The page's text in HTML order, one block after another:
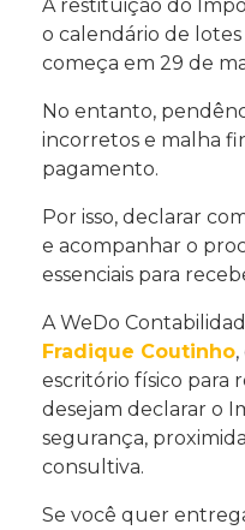
A restituição do
o calendário de
começa em 29 de
No entanto,
incorretos e malha
pagamento.
Por isso, declarar
e acompanhar o
essenciais para
A WeDo
Fradique Coutinho
escritório físico para
desejam declarar o
segurança,
consultiva.
Se você quer